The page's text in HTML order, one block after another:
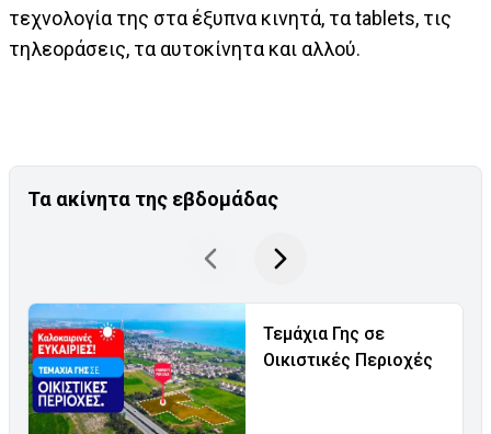
τεχνολογία της στα έξυπνα κινητά, τα tablets, τις
τηλεοράσεις, τα αυτοκίνητα και αλλού.
Τα ακίνητα της εβδομάδας
Τεμάχια Γης σε
Οικιστικές Περιοχές